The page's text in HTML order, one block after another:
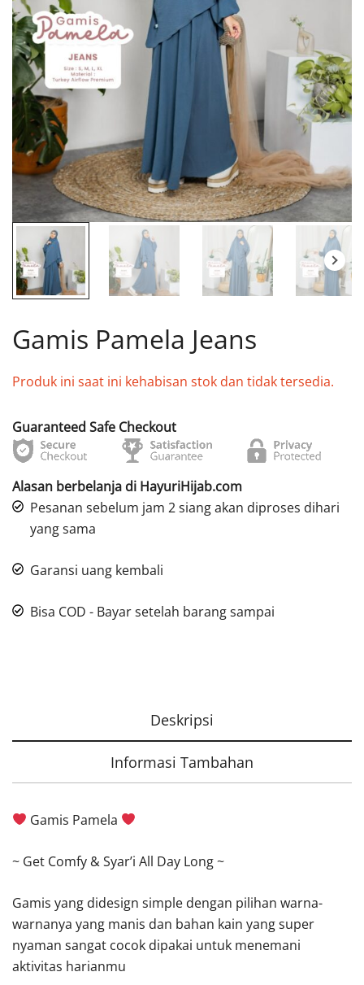
Gamis Pamela Jeans
Produk ini saat ini kehabisan stok dan tidak tersedia.
Guaranteed Safe Checkout
Alasan berbelanja di HayuriHijab.com
Pesanan sebelum jam 2 siang akan diproses dihari
yang sama
Garansi uang kembali
Bisa COD - Bayar setelah barang sampai
Deskripsi
Informasi Tambahan
Gamis Pamela
~ Get Comfy & Syar’i All Day Long ~
Gamis yang didesign simple dengan pilihan warna-
warnanya yang manis dan bahan kain yang super
nyaman sangat cocok dipakai untuk menemani
aktivitas harianmu